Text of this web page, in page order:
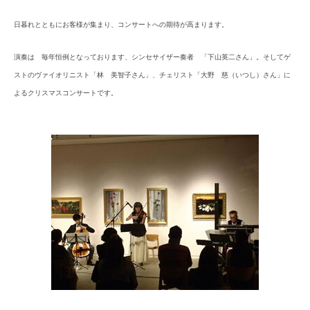
日暮れとともにお客様が集まり、コンサートへの期待が高まります。
演奏は 毎年恒例となっております、シンセサイザー奏者 「下山英二さん」。そしてゲ
ストのヴァイオリニスト「林 美智子さん」、 チェリスト「大野 慈（いつし）さん」に
よるクリスマスコンサートです。